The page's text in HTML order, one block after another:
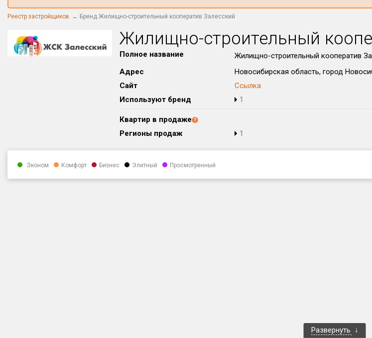
Реестр застройщиков Бренд Жилищно-строительный кооператив Залесский
Жилищно-строительный
Полное название
Жилищно-строительный кооператив
Адрес
Новосибирская область, город
Сайт
Ссылка
Используют бренд
1
Квартир в продаже
Регионы продаж
1
Эконом Комфорт Бизнес Элитный Просмотренный
Развернуть